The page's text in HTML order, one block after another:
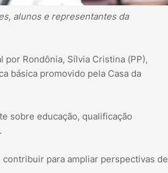
alunos e representantes da
por Rondônia, Sílvia Cristina (PP),
básica promovido pela Casa da
sobre educação, qualificação
para ampliar perspectivas de